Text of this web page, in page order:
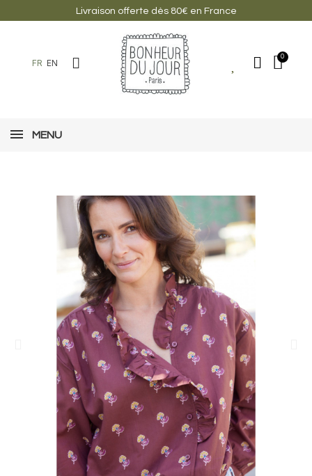
Livraison offerte dès 80€ en France
FR EN
MENU